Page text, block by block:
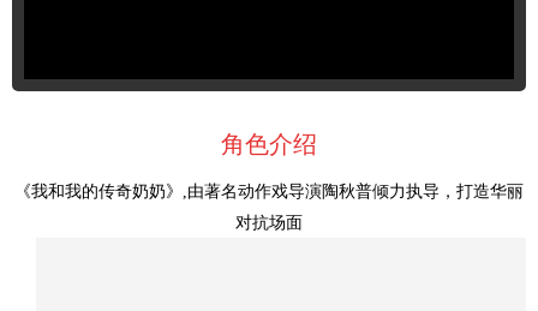
角色介绍
《我和我的传奇奶奶》,由著名动作戏导演陶秋普倾力执导，打造华丽
对抗场面